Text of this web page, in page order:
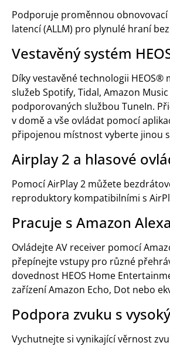
Podporuje proměnnou obnovovací
latencí (ALLM) pro plynulé hraní
Vestavěný systém
Díky vestavěné technologii
služeb Spotify, Tidal, Amazon
podporovaných službou TuneIn.
v domě a vše ovládat pomocí
připojenou místnost vyberte jinou
Airplay 2 a hlasové
Pomocí AirPlay 2 můžete
reproduktory kompatibilními s
Pracuje s Amazon Alexa
Ovládejte AV receiver pomocí
přepínejte vstupy pro různé
dovednost HEOS Home
zařízení Amazon Echo, Dot nebo
Podpora zvuku s
Vychutnejte si vynikající věrnost